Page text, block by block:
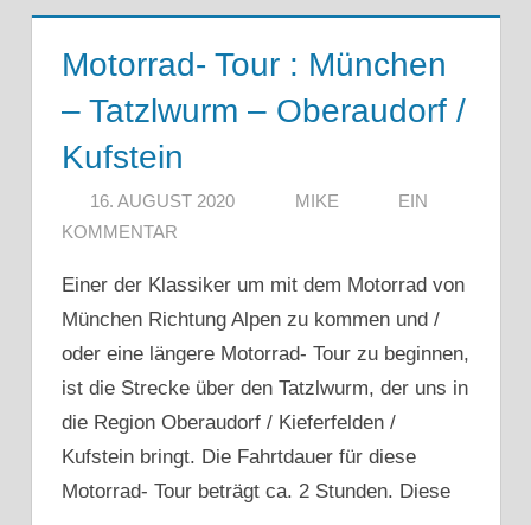
Motorrad- Tour : München
– Tatzlwurm – Oberaudorf /
Kufstein
16. AUGUST 2020 MIKE
EIN
KOMMENTAR
Einer der Klassiker um mit dem Motorrad von
München Richtung Alpen zu kommen und /
oder eine längere Motorrad- Tour zu beginnen,
ist die Strecke über den Tatzlwurm, der uns in
die Region Oberaudorf / Kieferfelden /
Kufstein bringt. Die Fahrtdauer für diese
Motorrad- Tour beträgt ca. 2 Stunden. Diese